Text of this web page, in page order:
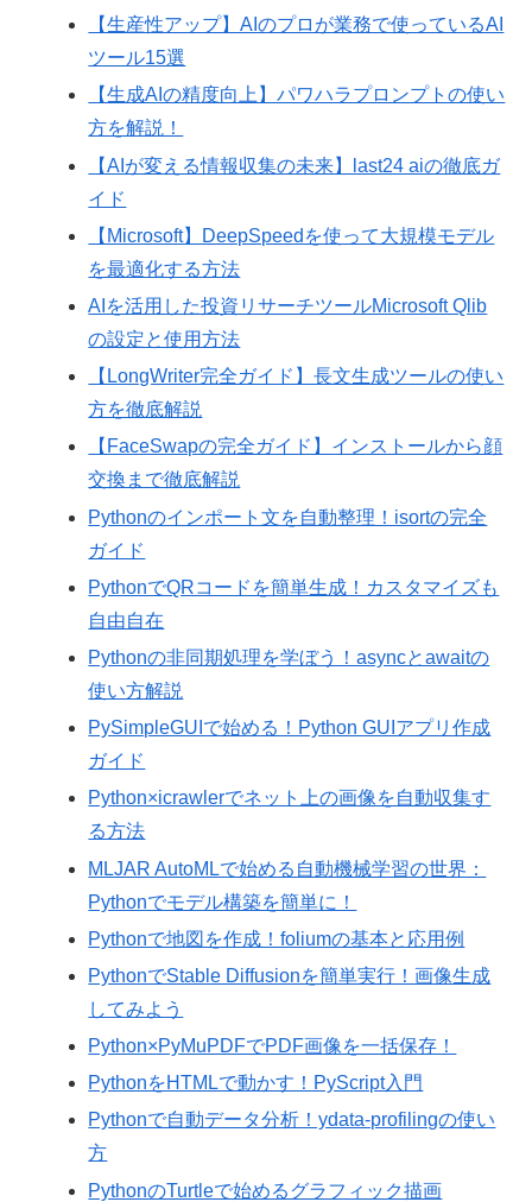
【生産性アップ】AIのプロが業務で使っているAI
ツール15選
【生成AIの精度向上】パワハラプロンプトの使い
方を解説！
【AIが変える情報収集の未来】last24 aiの徹底ガ
イド
【Microsoft】DeepSpeedを使って大規模モデル
を最適化する方法
AIを活用した投資リサーチツールMicrosoft Qlib
の設定と使用方法
【LongWriter完全ガイド】長文生成ツールの使い
方を徹底解説
【FaceSwapの完全ガイド】インストールから顔
交換まで徹底解説
Pythonのインポート文を自動整理！isortの完全
ガイド
PythonでQRコードを簡単生成！カスタマイズも
自由自在
Pythonの非同期処理を学ぼう！asyncとawaitの
使い方解説
PySimpleGUIで始める！Python GUIアプリ作成
ガイド
Python×icrawlerでネット上の画像を自動収集す
る方法
MLJAR AutoMLで始める自動機械学習の世界：
Pythonでモデル構築を簡単に！
Pythonで地図を作成！foliumの基本と応用例
PythonでStable Diffusionを簡単実行！画像生成
してみよう
Python×PyMuPDFでPDF画像を一括保存！
PythonをHTMLで動かす！PyScript入門
Pythonで自動データ分析！ydata-profilingの使い
方
PythonのTurtleで始めるグラフィック描画